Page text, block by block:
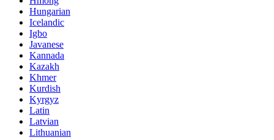
Hungarian
Icelandic
Igbo
Javanese
Kannada
Kazakh
Khmer
Kurdish
Kyrgyz
Latin
Latvian
Lithuanian